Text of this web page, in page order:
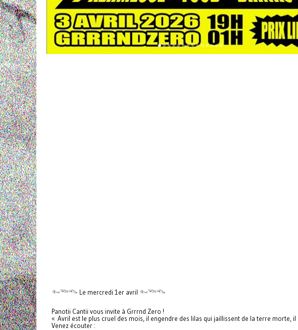
𓆜𓆝𓆞 Le mercredi 1er avril 𓆜𓆝𓆞
Panotii Cantii vous invite à Grrrnd Zero !
« Avril est le plus cruel des mois, il engendre des lilas qui jaillissent de la terre morte,
Venez écouter :